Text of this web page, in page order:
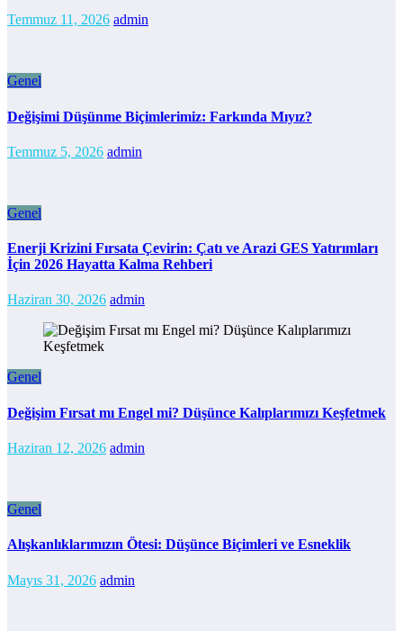
Temmuz 11, 2026 admin
Genel
Değişimi Düşünme Biçimlerimiz: Farkında Mıyız?
Temmuz 5, 2026 admin
Genel
Enerji Krizini Fırsata Çevirin: Çatı ve Arazi GES Yatırımları
İçin 2026 Hayatta Kalma Rehberi
Haziran 30, 2026 admin
Genel
Değişim Fırsat mı Engel mi? Düşünce Kalıplarımızı Keşfetmek
Haziran 12, 2026 admin
Genel
Alışkanlıklarımızın Ötesi: Düşünce Biçimleri ve Esneklik
Mayıs 31, 2026 admin